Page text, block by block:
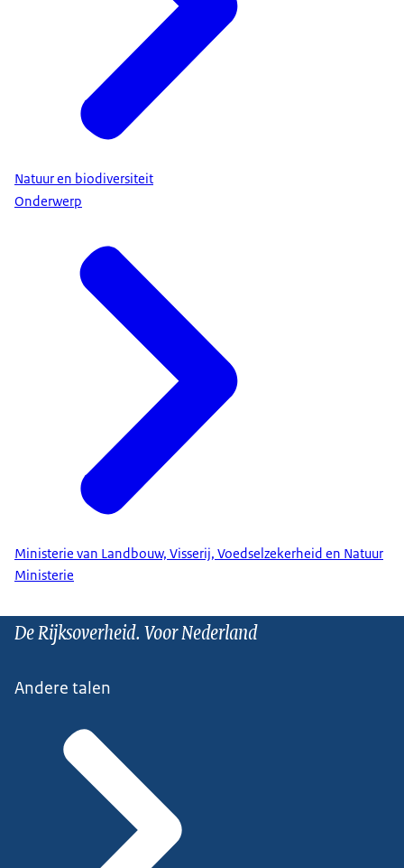
Natuur en biodiversiteit
Onderwerp
Ministerie van Landbouw, Visserij, Voedselzekerheid en Natuur
Ministerie
De Rijksoverheid. Voor Nederland
Andere talen